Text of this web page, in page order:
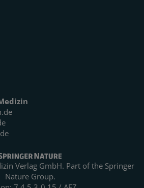
Verlag GmbH. Part of the Springer
Nature Group.